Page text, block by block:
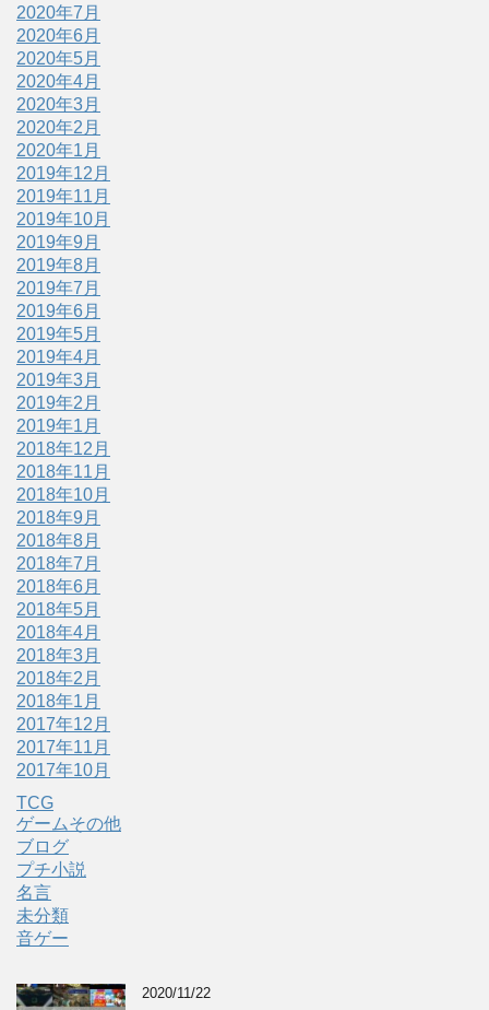
2020年7月
2020年6月
2020年5月
2020年4月
2020年3月
2020年2月
2020年1月
2019年12月
2019年11月
2019年10月
2019年9月
2019年8月
2019年7月
2019年6月
2019年5月
2019年4月
2019年3月
2019年2月
2019年1月
2018年12月
2018年11月
2018年10月
2018年9月
2018年8月
2018年7月
2018年6月
2018年5月
2018年4月
2018年3月
2018年2月
2018年1月
2017年12月
2017年11月
2017年10月
TCG
ゲームその他
ブログ
プチ小説
名言
未分類
音ゲー
2020/11/22